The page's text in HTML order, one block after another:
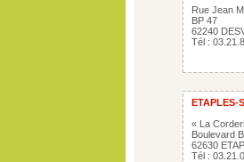
Rue Jean
BP 47
62240
Tél :
ETAPLES-
« La
Boulevard
62630
Tél :